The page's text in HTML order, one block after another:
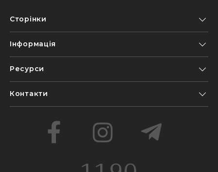
Сторінки
Інформація
Ресурси
Контакти